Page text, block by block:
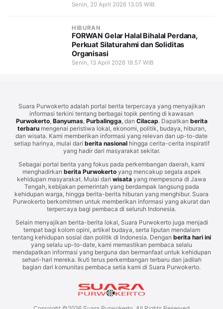
Senin, 20 April 2026 13.05 WIB
HIBURAN
FORWAN Gelar Halal Bihalal Perdana,
Perkuat Silaturahmi dan Soliditas
Organisasi
Senin, 13 April 2026 19.57 WIB
Suara Purwokerto adalah portal berita terpercaya yang menyajikan
informasi terkini tentang berbagai topik penting di kawasan
Purwokerto, Banyumas, Purbalingga, dan Cilacap. Dapatkan berita
terbarumengenai peristiwa lokal, ekonomi, politik, budaya, hiburan,
dan wisata. Kami memberikan informasi yang relevan dan up-to-date
setiap harinya, mulai dari berita nasionalhingga cerita-cerita inspiratif
yang hadir dari masyarakat sekitar.
Sebagai portal berita yang fokus pada perkembangan daerah, kami
menghadirkan berita Purwokertoyang mencakup segala aspek
kehidupan masyarakat. Mulai dari wisata yang mempesona di Jawa
Tengah, kebijakan pemerintah yang berdampak langsung pada
kehidupan warga, hingga berita-berita hiburan yang menghibur. Suara
Purwokerto berkomitmen untuk memberikan informasi yang akurat dan
terpercaya bagi pembaca di seluruh Indonesia.
Selain menyajikan berita-berita lokal, Suara Purwokerto juga menjadi
tempat bagi kolom opini, artikel budaya, serta liputan mendalam
tentang kehidupan sosial dan politik di Indonesia. Dengan berita hari ini
yang selalu up-to-date, kami memastikan pembaca selalu
mendapatkan informasi yang berguna dan bermanfaat untuk kehidupan
sehari-hari mereka. Ikuti terus perkembangan terbaru dan jadilah
bagian dari komunitas pembaca setia kami di Suara Purwokerto.